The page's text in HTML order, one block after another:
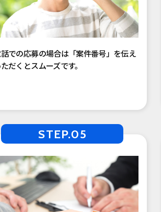
での応募の場合は「案件番号」を伝え
だくとスムーズです。
STEP.05